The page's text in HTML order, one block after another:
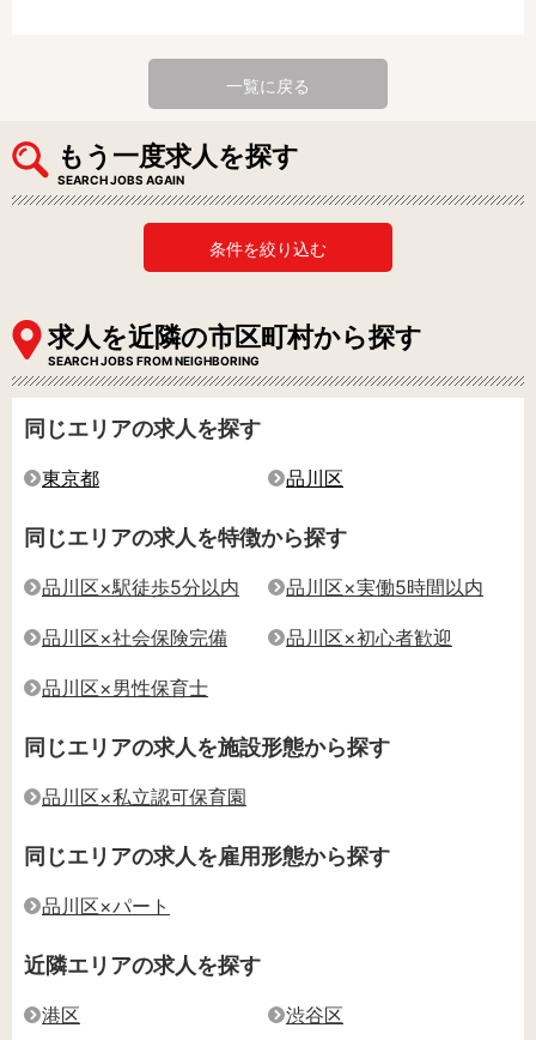
一覧に戻る
もう一度求人を探す
SEARCH JOBS AGAIN
条件を絞り込む
求人を近隣の市区町村から探す
SEARCH JOBS FROM NEIGHBORING
同じエリアの求人を探す
東京都 品川区
同じエリアの求人を特徴から探す
品川区×駅徒歩5分以内 品川区×実働5時間以内
品川区×社会保険完備 品川区×初心者歓迎
品川区×男性保育士
同じエリアの求人を施設形態から探す
品川区×私立認可保育園
同じエリアの求人を雇用形態から探す
品川区×パート
近隣エリアの求人を探す
港区 渋谷区